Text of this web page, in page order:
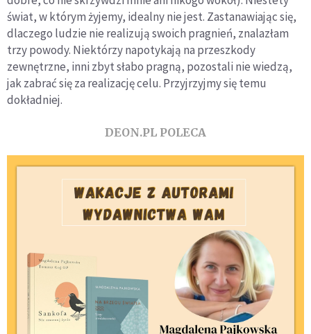
świat, w którym żyjemy, idealny nie jest. Zastanawiając się,
dlaczego ludzie nie realizują swoich pragnień, znalazłam
trzy powody. Niektórzy napotykają na przeszkody
zewnętrzne, inni zbyt słabo pragną, pozostali nie wiedzą,
jak zabrać się za realizację celu. Przyjrzyjmy się temu
dokładniej.
DEON.PL POLECA